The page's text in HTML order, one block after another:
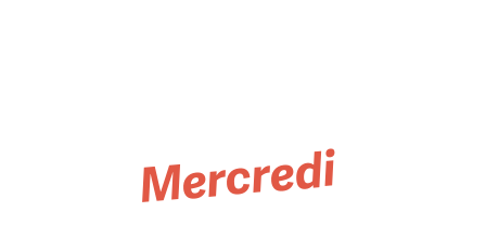
Mercredi